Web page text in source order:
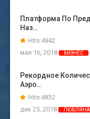
Платформа По
Наз…
Hits:4842
мая 16, 2018
БИЗНЕС
Рекордное
Аэро…
Hits:4832
дек 25, 2018
ЛЮБЛЯНА